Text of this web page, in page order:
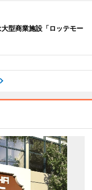
型商業施設「ロッテモー